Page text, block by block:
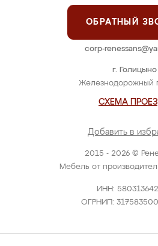
2015 - 2026 ©
Мебель от
ИНН:
ОГРНИП:
г. Голицыно
Железнодорожный
СХЕМА
Добавить в
ОБРАТНЫЙ
corp-